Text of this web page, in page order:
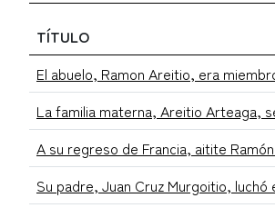
TÍTULO
El abuelo, Ramon Areitio, era
La familia materna, Areitio Arteaga,
A su regreso de Francia, aitite
Su padre, Juan Cruz Murgoitio,